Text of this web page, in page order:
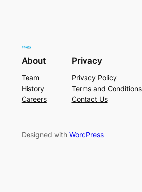
About
Team
History
Careers
Privacy
Privacy Policy
Terms and Conditions
Contact Us
Designed with WordPress